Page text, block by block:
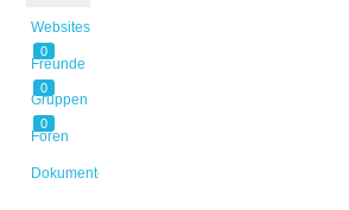
Websites
0
Freunde
0
Gruppen
0
Foren
Dokumente